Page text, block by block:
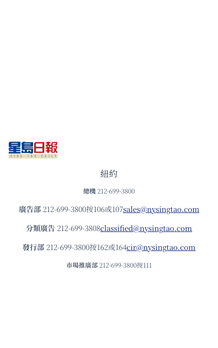
紐約
總機 212-699-3800
廣告部212-699-3800按106或107sales@nysingtao.com
分類廣告 212-699-3808classified@nysingtao.com
發⾏部 212-699-3800按162或164cir@nysingtao.com
市場推廣部 212-699-3800按111